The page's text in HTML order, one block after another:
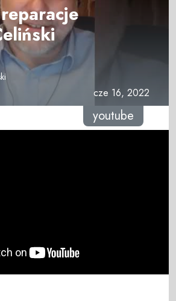
cze 16, 2022
youtube